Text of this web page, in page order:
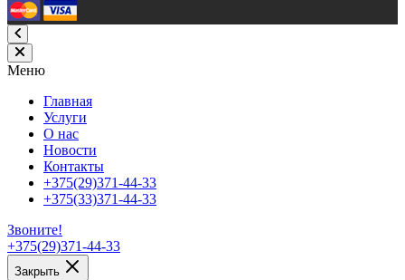
Меню
Главная
Услуги
О нас
Новости
Контакты
+375(29)371-44-33
+375(33)371-44-33
Звоните!
+375(29)371-44-33
Закрыть